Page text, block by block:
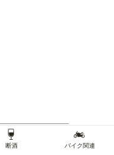
断酒 バイク関連